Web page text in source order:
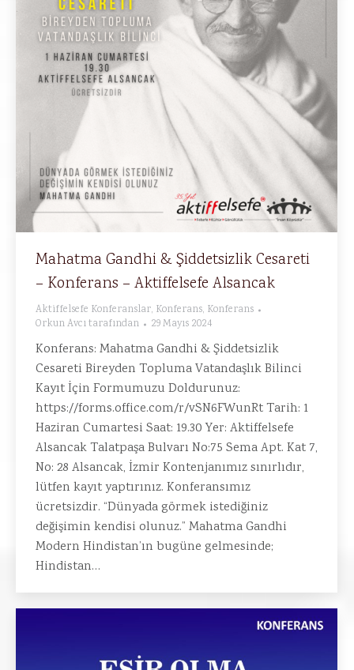
Mahatma Gandhi & Şiddetsizlik Cesareti
– Konferans – Aktiffelsefe Alsancak
Aktiffelsefe Konferanslar, Konferans, Konferans
Orkun Avcıtarafından 29 Mayıs 2024
Konferans: Mahatma Gandhi & Şiddetsizlik
Cesareti Bireyden Topluma Vatandaşlık Bilinci
Kayıt İçin Formumuzu Doldurunuz:
https://forms.office.com/r/vSN6FWunRt Tarih: 1
Haziran Cumartesi Saat: 19.30 Yer: Aktiffelsefe
Alsancak Talatpaşa Bulvarı No:75 Sema Apt. Kat 7,
No: 28 Alsancak, İzmir Kontenjanımız sınırlıdır,
lütfen kayıt yaptırınız. Konferansımız
ücretsizdir. “Dünyada görmek istediğiniz
değişimin kendisi olunuz.” Mahatma Gandhi
Modern Hindistan’ın bugüne gelmesinde;
Hindistan…